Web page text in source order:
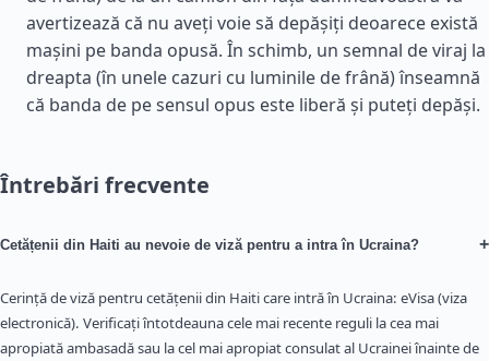
avertizează că nu aveți voie să depășiți deoarece există
mașini pe banda opusă. În schimb, un semnal de viraj la
dreapta (în unele cazuri cu luminile de frână) înseamnă
că banda de pe sensul opus este liberă și puteți depăși.
Întrebări frecvente
Cetățenii din Haiti au nevoie de viză pentru a intra în Ucraina? +
Cerință de viză pentru cetățenii din Haiti care intră în Ucraina: eVisa (viza
electronică). Verificați întotdeauna cele mai recente reguli la cea mai
apropiată ambasadă sau la cel mai apropiat consulat al Ucrainei înainte de